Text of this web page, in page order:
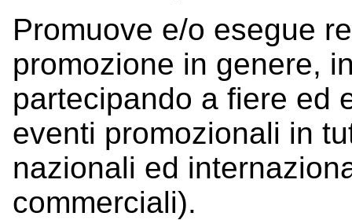
Promuove e/o esegue
promozione in genere,
partecipando a fiere ed
eventi promozionali in
nazionali ed
commerciali).